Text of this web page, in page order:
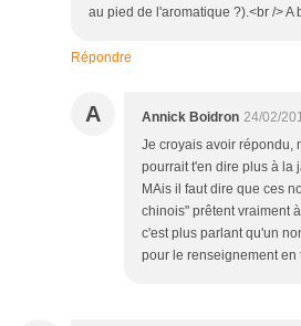
au pied de l'aromatique ?).<br /> A
Répondre
A Annick Boidron 24/02/
Je croyais avoir répondu,
pourrait t'en dire plus à la
MAis il faut dire que ces
chinois" prêtent vraiment
c'est plus parlant qu'un
pour le renseignement en